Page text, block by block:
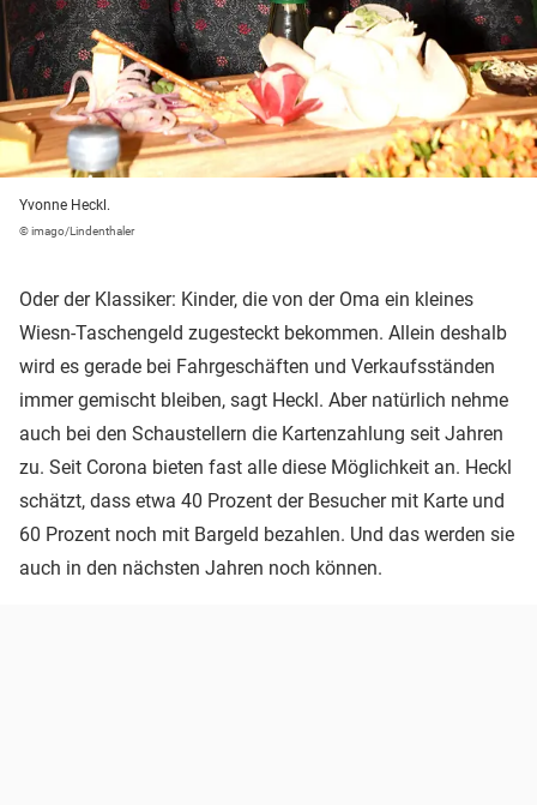
Yvonne Heckl.
© imago/Lindenthaler
Oder der Klassiker: Kinder, die von der Oma ein kleines
Wiesn-Taschengeld zugesteckt bekommen. Allein deshalb
wird es gerade bei Fahrgeschäften und Verkaufsständen
immer gemischt bleiben, sagt Heckl. Aber natürlich nehme
auch bei den Schaustellern die Kartenzahlung seit Jahren
zu. Seit Corona bieten fast alle diese Möglichkeit an. Heckl
schätzt, dass etwa 40 Prozent der Besucher mit Karte und
60 Prozent noch mit Bargeld bezahlen. Und das werden sie
auch in den nächsten Jahren noch können.